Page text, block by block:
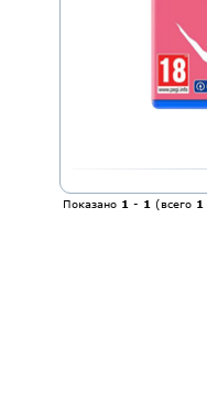
Показано 1 - 1 (всего 1